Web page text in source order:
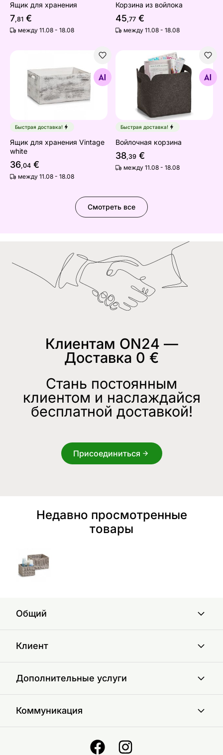
Ящик для хранения
7,81 €
между 11.08 - 18.08
Корзина из войлока
45,77 €
между 11.08 - 18.08
Ящик для хранения Vintage white
Найдите похожие
Быстрая доставка!
Ящик для хранения Vintage
white
36,04 €
между 11.08 - 18.08
Войлочная корзина
Найдите похожие
Быстрая доставка!
Войлочная корзина
38,39 €
между 11.08 - 18.08
Смотреть все
Клиентам ON24 —
Доставка 0 €
Стань постоянным
клиентом и наслаждайся
бесплатной доставкой!
Присоединиться
Недавно просмотренные
товары
Общий
Клиент
Дополнительные услуги
Коммуникация